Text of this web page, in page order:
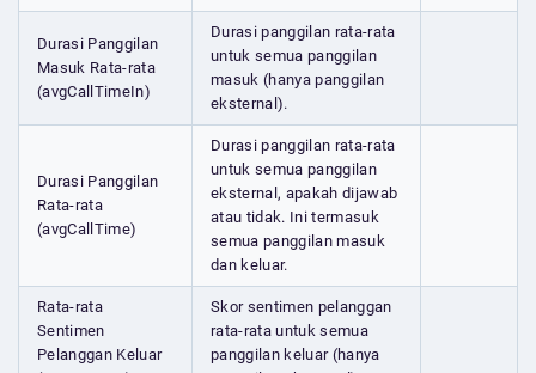
Durasi Panggilan
Masuk Rata-rata
(avgCallTimeIn)
Durasi panggilan rata-rata
untuk semua panggilan
masuk (hanya panggilan
eksternal).
Durasi Panggilan
Rata-rata
(avgCallTime)
Durasi panggilan rata-rata
untuk semua panggilan
eksternal, apakah dijawab
atau tidak. Ini termasuk
semua panggilan masuk
dan keluar.
Rata-rata
Sentimen
Pelanggan Keluar
Skor sentimen pelanggan
rata-rata untuk semua
panggilan keluar (hanya